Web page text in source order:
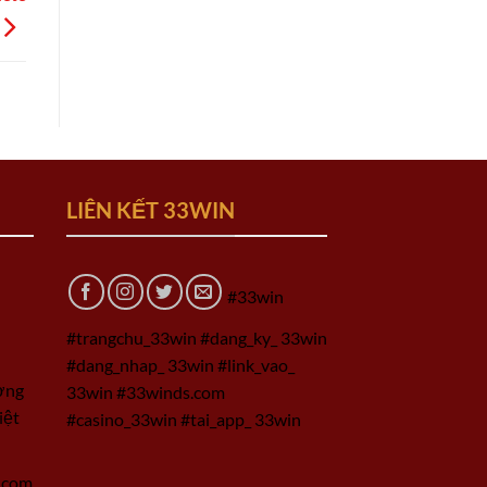
LIÊN KẾT 33WIN
#33win
#trangchu_33win #dang_ky_ 33win
#dang_nhap_ 33win #link_vao_
33win #33winds.com
#casino_33win #tai_app_ 33win